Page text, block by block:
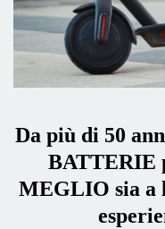
Da più di 50
BATTERIE
MEGLIO sia a